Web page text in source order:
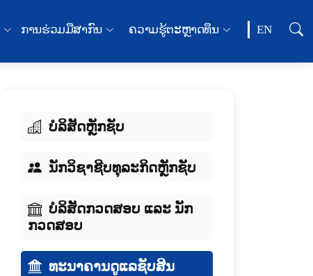
ການຮ່ວມມືສາກົນ ຄວາມຮູ້ຕະຫຼາດທຶນ EN
ບໍລິສັດຫຼັກຊັບ
ນັກວິຊາຊີບທຸລະກິດຫຼັກຊັບ
ບໍລິສັດກວດສອບ ແລະ ນັກ
ກວດສອບ
ທະນາຄານດູແລຊັບສິນ